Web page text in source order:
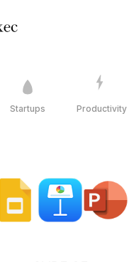
Startups Productivity